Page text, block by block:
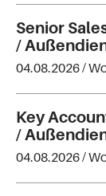
Senior
/
04.08.2026 /
Key
/
04.08.2026 /